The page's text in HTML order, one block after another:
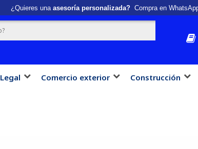
¿Quieres una asesoría personalizada?Compra en
Legal Comercio exterior Construcción